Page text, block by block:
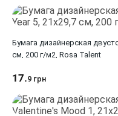
Бумага дизайнерская
см, 200 г/м2, Rosa Talent
17.9 грн